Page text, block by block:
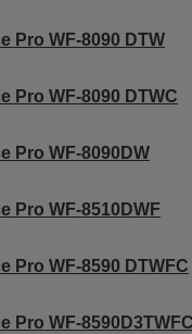
Pro WF-8090 DTW
Pro WF-8090 DTWC
Pro WF-8090DW
Pro WF-8510DWF
Pro WF-8590 DTWFC
Pro WF-8590D3TWFC